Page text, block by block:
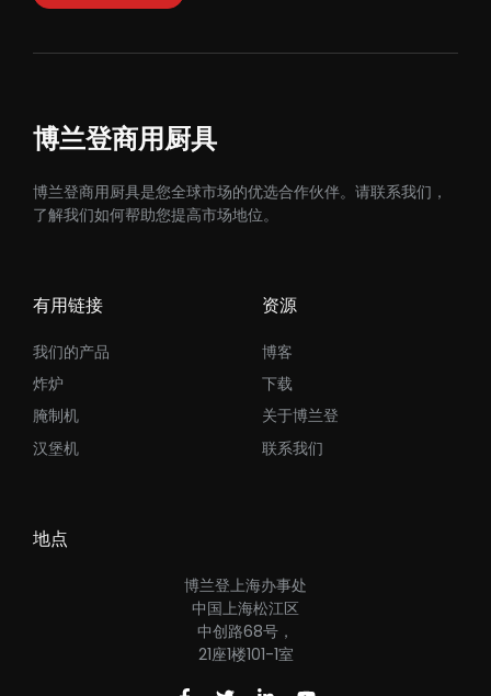
博兰登商用厨具
博兰登商用厨具是您全球市场的优选合作伙伴。请联系我们，
了解我们如何帮助您提高市场地位。
有用链接
我们的产品
炸炉
腌制机
汉堡机
资源
博客
下载
关于博兰登
联系我们
地点
博兰登上海办事处
中国上海松江区
中创路68号，
21座1楼101-1室